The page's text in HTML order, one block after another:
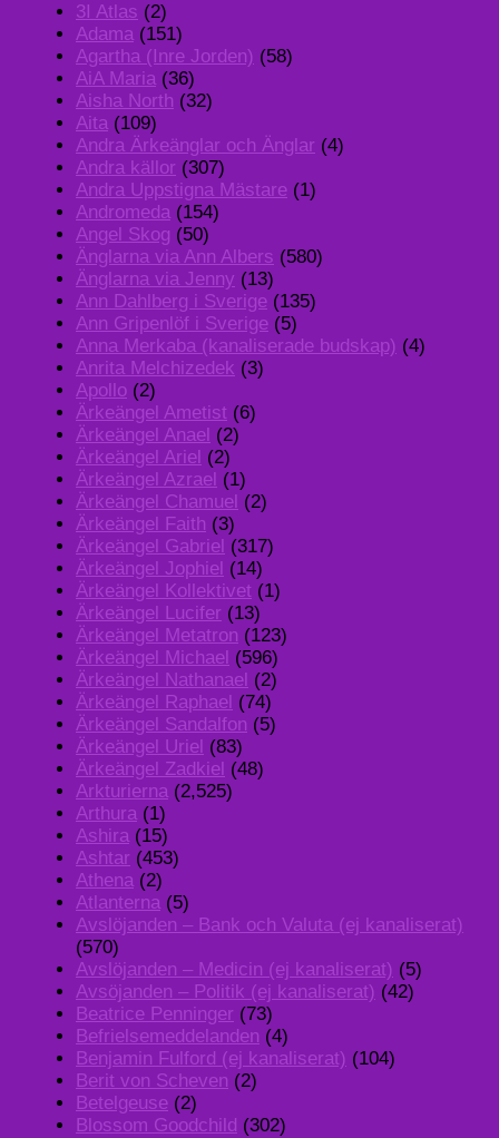
3I Atlas (2)
Adama (151)
Agartha (Inre Jorden) (58)
AiA Maria (36)
Aisha North (32)
Aita (109)
Andra Ärkeänglar och Änglar (4)
Andra källor (307)
Andra Uppstigna Mästare (1)
Andromeda (154)
Angel Skog (50)
Änglarna via Ann Albers (580)
Änglarna via Jenny (13)
Ann Dahlberg i Sverige (135)
Ann Gripenlöf i Sverige (5)
Anna Merkaba (kanaliserade budskap) (4)
Anrita Melchizedek (3)
Apollo (2)
Ärkeängel Ametist (6)
Ärkeängel Anael (2)
Ärkeängel Ariel (2)
Ärkeängel Azrael (1)
Ärkeängel Chamuel (2)
Ärkeängel Faith (3)
Ärkeängel Gabriel (317)
Ärkeängel Jophiel (14)
Ärkeängel Kollektivet (1)
Ärkeängel Lucifer (13)
Ärkeängel Metatron (123)
Ärkeängel Michael (596)
Ärkeängel Nathanael (2)
Ärkeängel Raphael (74)
Ärkeängel Sandalfon (5)
Ärkeängel Uriel (83)
Ärkeängel Zadkiel (48)
Arkturierna (2,525)
Arthura (1)
Ashira (15)
Ashtar (453)
Athena (2)
Atlanterna (5)
Avslöjanden – Bank och Valuta (ej kanaliserat)
(570)
Avslöjanden – Medicin (ej kanaliserat) (5)
Avsöjanden – Politik (ej kanaliserat) (42)
Beatrice Penninger (73)
Befrielsemeddelanden (4)
Benjamin Fulford (ej kanaliserat) (104)
Berit von Scheven (2)
Betelgeuse (2)
Blossom Goodchild (302)